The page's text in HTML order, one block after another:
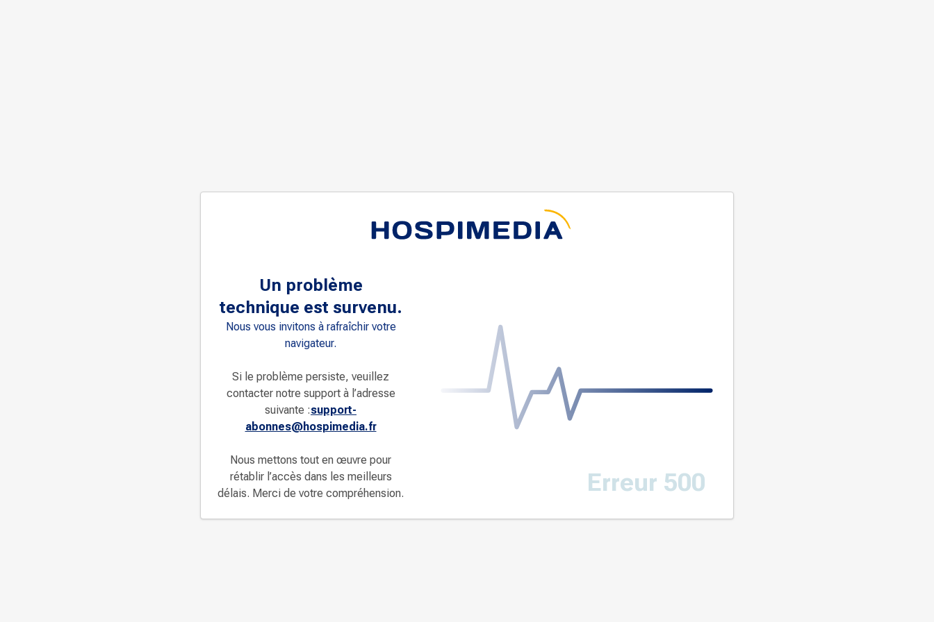
Un problème
technique est survenu.
Nous vous invitons à rafraîchir votre
navigateur.
Si le problème persiste, veuillez
contacter notre support à l’adresse
suivante :support-
abonnes@hospimedia.fr
Nous mettons tout en œuvre pour
rétablir l’accès dans les meilleurs
délais. Merci de votre compréhension.
Erreur 500